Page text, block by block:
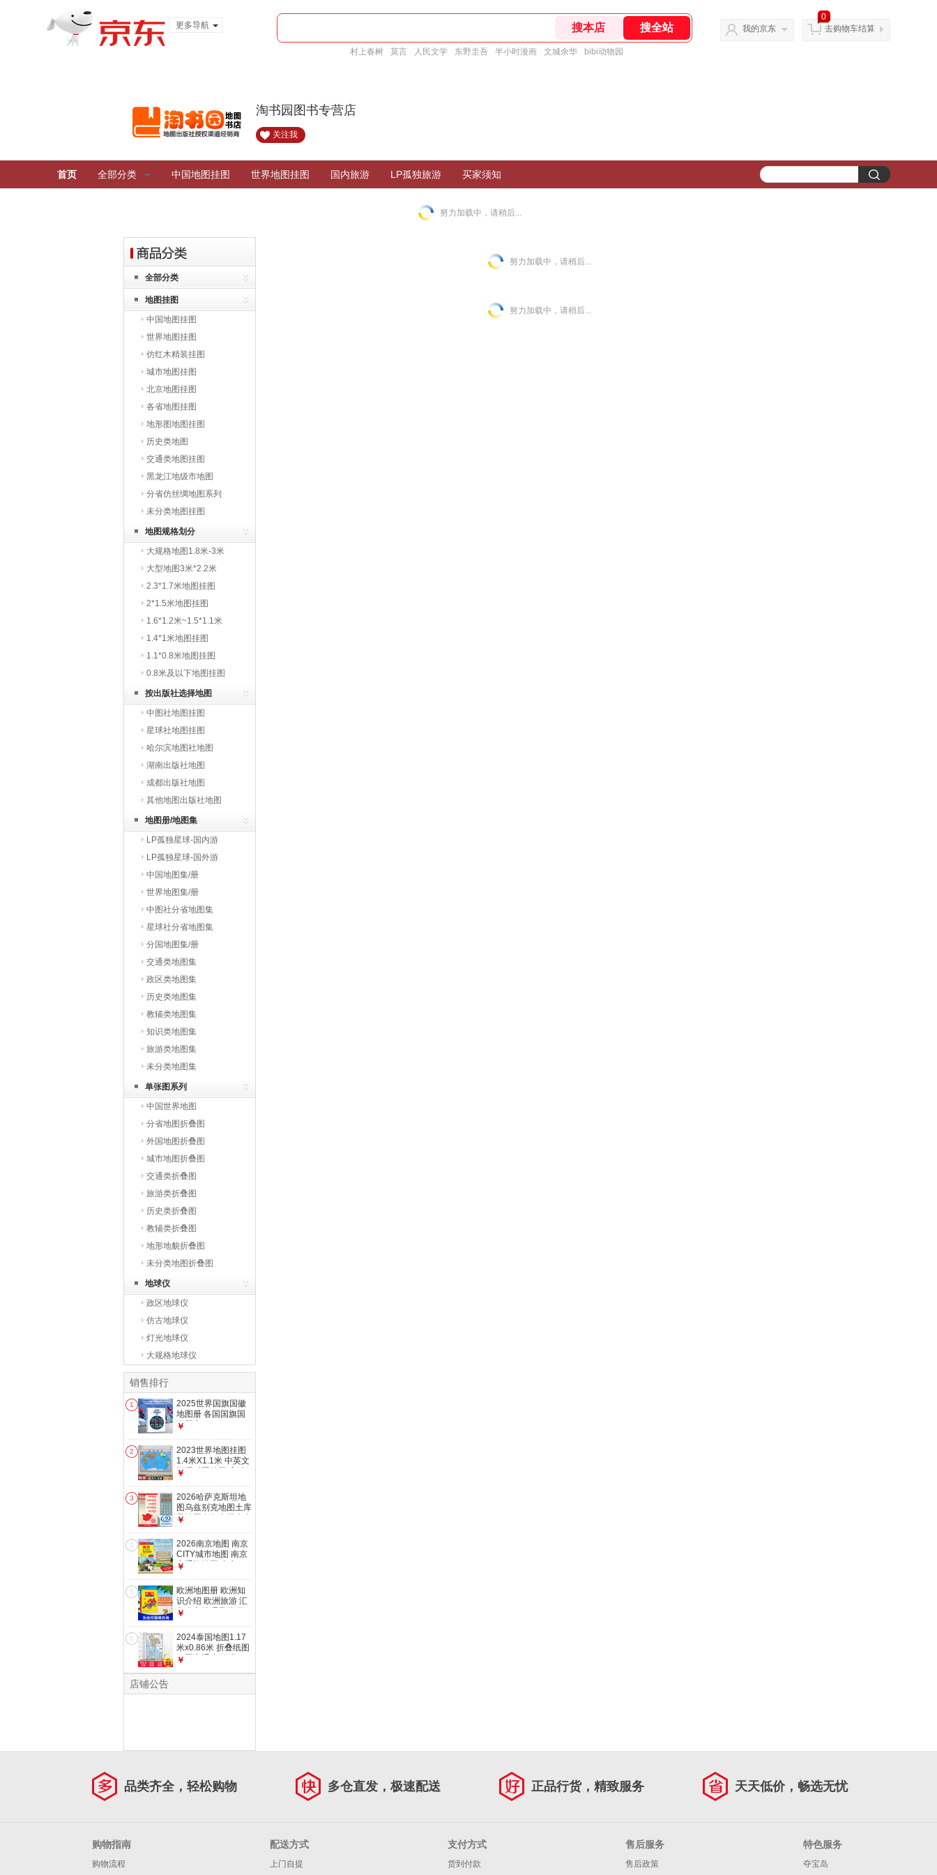
更多导航
村上春树 莫言 人民文学 东野圭吾 半小时漫画 文城余华 bibi动物园
我的京东
0
去购物车结算
淘书园图书专营店
关注我
首页 全部分类 中国地图挂图 世界地图挂图 国内旅游 LP孤独旅游 买家须知
努力加载中，请稍后...
全部分类
地图挂图
中国地图挂图
世界地图挂图
仿红木精装挂图
城市地图挂图
北京地图挂图
各省地图挂图
地形图地图挂图
历史类地图
交通类地图挂图
黑龙江地级市地图
分省仿丝绸地图系列
未分类地图挂图
地图规格划分
大规格地图1.8米-3米
大型地图3米*2.2米
2.3*1.7米地图挂图
2*1.5米地图挂图
1.6*1.2米~1.5*1.1米
1.4*1米地图挂图
1.1*0.8米地图挂图
0.8米及以下地图挂图
按出版社选择地图
中图社地图挂图
星球社地图挂图
哈尔滨地图社地图
湖南出版社地图
成都出版社地图
其他地图出版社地图
地图册/地图集
LP孤独星球-国内游
LP孤独星球-国外游
中国地图集/册
世界地图集/册
中图社分省地图集
星球社分省地图集
分国地图集/册
交通类地图集
政区类地图集
历史类地图集
教辅类地图集
知识类地图集
旅游类地图集
未分类地图集
单张图系列
中国世界地图
分省地图折叠图
外国地图折叠图
城市地图折叠图
交通类折叠图
旅游类折叠图
历史类折叠图
教辅类折叠图
地形地貌折叠图
未分类地图折叠图
地球仪
政区地球仪
仿古地球仪
灯光地球仪
大规格地球仪
销售排行
1
2025世界国旗国徽
地图册 各国国旗国
徽图案170x240mm
集各国介绍地图大洲
地图工具书 194个国
家和地区
￥
2
2023世界地图挂图
1.4米X1.1米 中英文
双语对照地图 高清
挂绳
￥
3
2026哈萨克斯坦地
图乌兹别克地图土库
曼地图吉尔吉塔吉克
￥
4
2026南京地图 南京
CITY城市地图 南京
交通旅游图 南京
￥
5
欧洲地图册 欧洲知
识介绍 欧洲旅游 汇
集人文地理风情 平
外对照
￥
6
2024泰国地图1.17
米x0.86米 折叠纸图
政区交通 新增港
￥
店铺公告
努力加载中，请稍后...
努力加载中，请稍后...
品类齐全，轻松购物 多仓直发，极速配送 正品行货，精致服务 天天低价，畅选无忧
购物指南
购物流程
配送方式
上门自提
支付方式
货到付款
售后服务
售后政策
特色服务
夺宝岛